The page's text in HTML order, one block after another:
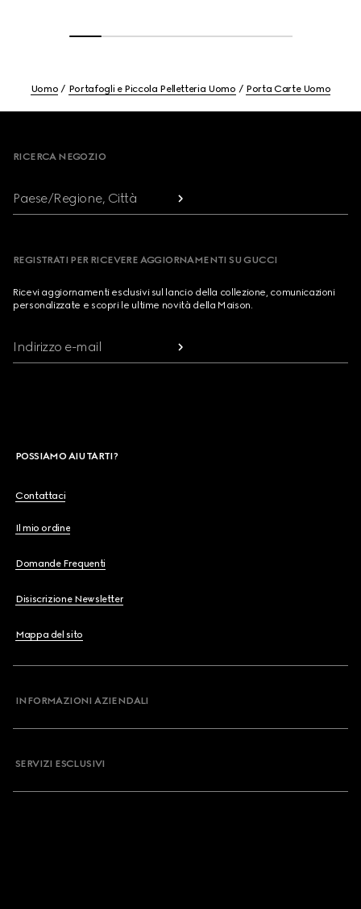
Uomo Portafogli e Piccola Pelletteria Uomo Porta Carte Uomo
RICERCA NEGOZIO
Paese/Regione, Città
REGISTRATI PER RICEVERE AGGIORNAMENTI SU GUCCI
Ricevi aggiornamenti esclusivi sul lancio della collezione, comunicazioni
personalizzate e scopri le ultime novità della Maison.
Indirizzo e-mail
POSSIAMO AIUTARTI?
Contattaci
Il mio ordine
Domande Frequenti
Disiscrizione Newsletter
Mappa del sito
INFORMAZIONI AZIENDALI
SERVIZI ESCLUSIVI